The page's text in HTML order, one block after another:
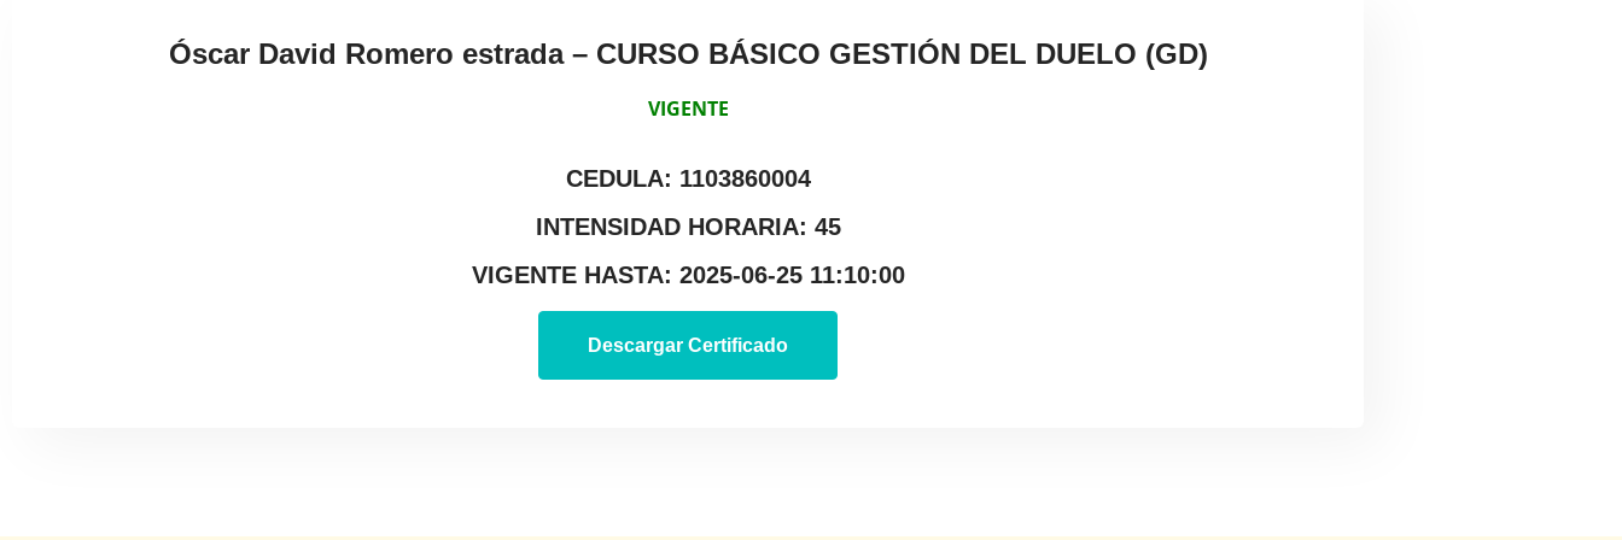
Óscar David Romero estrada – CURSO BÁSICO GESTIÓN DEL DUELO (GD)
VIGENTE
CEDULA: 1103860004
INTENSIDAD HORARIA: 45
VIGENTE HASTA: 2025-06-25 11:10:00
Descargar Certificado